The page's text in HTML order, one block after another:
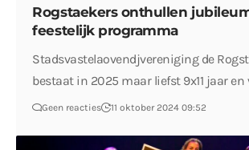
Rogstaekers onthullen
feestelijk programma
Stadsvastelaovendjvereniging de
bestaat in 2025 maar liefst 9x11 jaar en
Geen reacties 11 oktober 2024 09:52